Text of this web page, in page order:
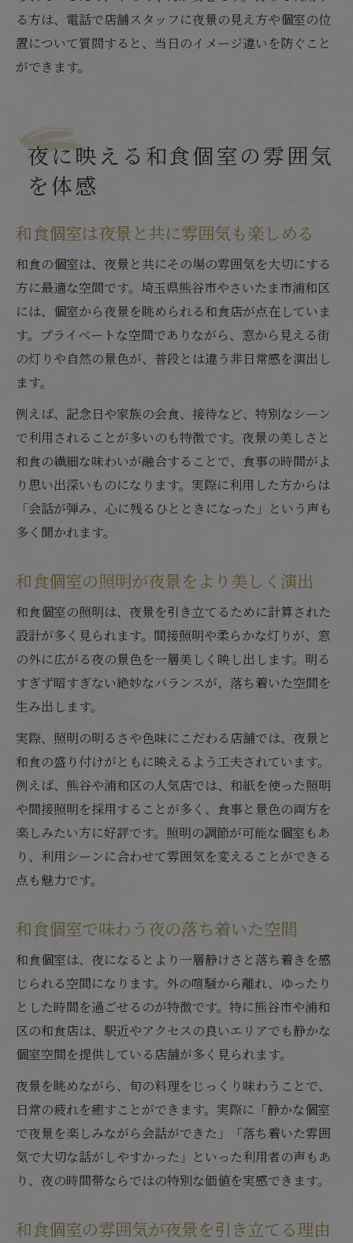
る方は、電話で店舗スタッフに夜景の見え方や個室の位
置について質問すると、当日のイメージ違いを防ぐこと
ができます。
夜に映える和食個室の雰囲気
を体感
和食個室は夜景と共に雰囲気も楽しめる
和食の個室は、夜景と共にその場の雰囲気を大切にする
方に最適な空間です。埼玉県熊谷市やさいたま市浦和区
には、個室から夜景を眺められる和食店が点在していま
す。プライベートな空間でありながら、窓から見える街
の灯りや自然の景色が、普段とは違う非日常感を演出し
ます。
例えば、記念日や家族の会食、接待など、特別なシーン
で利用されることが多いのも特徴です。夜景の美しさと
和食の繊細な味わいが融合することで、食事の時間がよ
り思い出深いものになります。実際に利用した方からは
「会話が弾み、心に残るひとときになった」という声も
多く聞かれます。
和食個室の照明が夜景をより美しく演出
和食個室の照明は、夜景を引き立てるために計算された
設計が多く見られます。間接照明や柔らかな灯りが、窓
の外に広がる夜の景色を一層美しく映し出します。明る
すぎず暗すぎない絶妙なバランスが、落ち着いた空間を
生み出します。
実際、照明の明るさや色味にこだわる店舗では、夜景と
和食の盛り付けがともに映えるよう工夫されています。
例えば、熊谷や浦和区の人気店では、和紙を使った照明
や間接照明を採用することが多く、食事と景色の両方を
楽しみたい方に好評です。照明の調節が可能な個室もあ
り、利用シーンに合わせて雰囲気を変えることができる
点も魅力です。
和食個室で味わう夜の落ち着いた空間
和食個室は、夜になるとより一層静けさと落ち着きを感
じられる空間になります。外の喧騒から離れ、ゆったり
とした時間を過ごせるのが特徴です。特に熊谷市や浦和
区の和食店は、駅近やアクセスの良いエリアでも静かな
個室空間を提供している店舗が多く見られます。
夜景を眺めながら、旬の料理をじっくり味わうことで、
日常の疲れを癒すことができます。実際に「静かな個室
で夜景を楽しみながら会話ができた」「落ち着いた雰囲
気で大切な話がしやすかった」といった利用者の声もあ
り、夜の時間帯ならではの特別な価値を実感できます。
和食個室の雰囲気が夜景を引き立てる理由